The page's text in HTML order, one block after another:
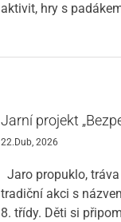
aktivit, hry s
Jarní projekt
22.Dub, 2026
Jaro propuklo,
tradiční akci s
8. třídy. Děti si